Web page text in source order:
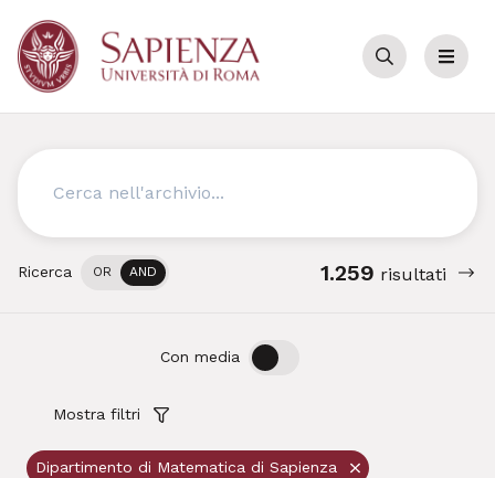
Cerca Menu
Cerca
Ricerca OR AND 1.259 risultati
Mostra filtri
Dipartimento di Matematica di Sapienza
Con media OFF